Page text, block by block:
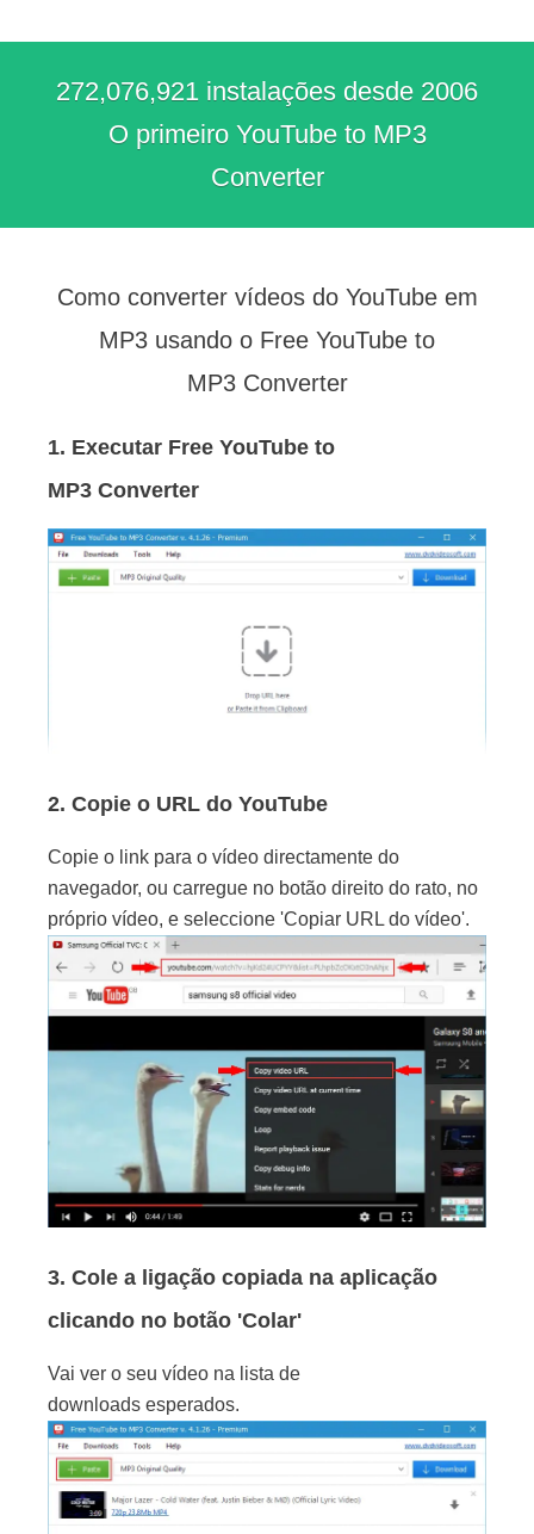
272,076,921 instalações desde 2006
O primeiro YouTube to MP3
Converter
Como converter vídeos do YouTube em
MP3 usando o Free YouTube to
MP3 Converter
1. Executar Free YouTube to
MP3 Converter
2. Copie o URL do YouTube
Copie o link para o vídeo directamente do
navegador, ou carregue no botão direito do rato, no
próprio vídeo, e seleccione 'Copiar URL do vídeo'.
3. Cole a ligação copiada na aplicação
clicando no botão 'Colar'
Vai ver o seu vídeo na lista de
downloads esperados.